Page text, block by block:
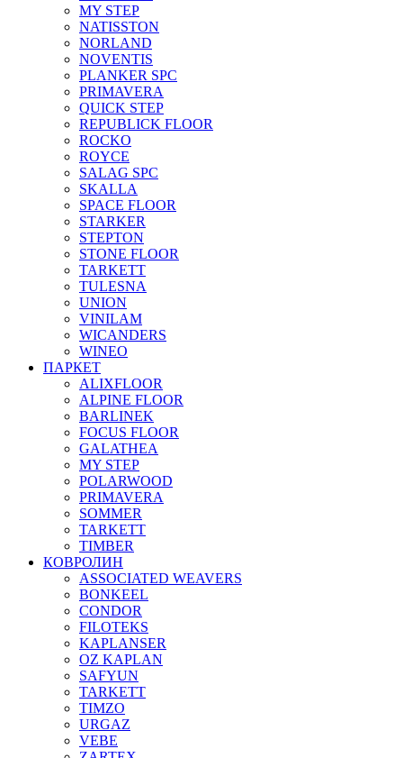
MY STEP
NATISSTON
NORLAND
NOVENTIS
PLANKER SPC
PRIMAVERA
QUICK STEP
REPUBLICK FLOOR
ROCKO
ROYCE
SALAG SPC
SKALLA
SPACE FLOOR
STARKER
STEPTON
STONE FLOOR
TARKETT
TULESNA
UNION
VINILAM
WICANDERS
WINEO
ПАРКЕТ
ALIXFLOOR
ALPINE FLOOR
BARLINEK
FOCUS FLOOR
GALATHEA
MY STEP
POLARWOOD
PRIMAVERA
SOMMER
TARKETT
TIMBER
КОВРОЛИН
ASSOCIATED WEAVERS
BONKEEL
CONDOR
FILOTEKS
KAPLANSER
OZ KAPLAN
SAFYUN
TARKETT
TIMZO
URGAZ
VEBE